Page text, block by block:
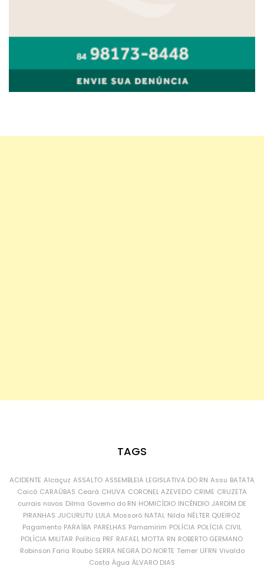
TAGS
ACIDENTE Alcaçuz ASSALTO ASSEMBLEIA LEGISLATIVA DO RN Assu BATATA
Caicó CARAÚBAS Ceará CHUVA CORONEL AZEVEDO CRIME CRUZETA
currais novos Dilma Governo do RN HOMICÍDIO INCÊNDIO JARDIM DE
PIRANHAS JUCURUTU LULA Mossoró NATAL Nilda NÉLTER QUEIROZ
Pagamento PARAÍBA PARELHAS Parnamirim POLÍCIA POLÍCIA CIVIL
POLÍCIA MILITAR Política PRF RAFAEL MOTTA RN ROBERTO GERMANO
Robinson Faria Roubo SERRA NEGRA DO NORTE Temer UFRN Vivaldo
Costa Água ÁLVARO DIAS